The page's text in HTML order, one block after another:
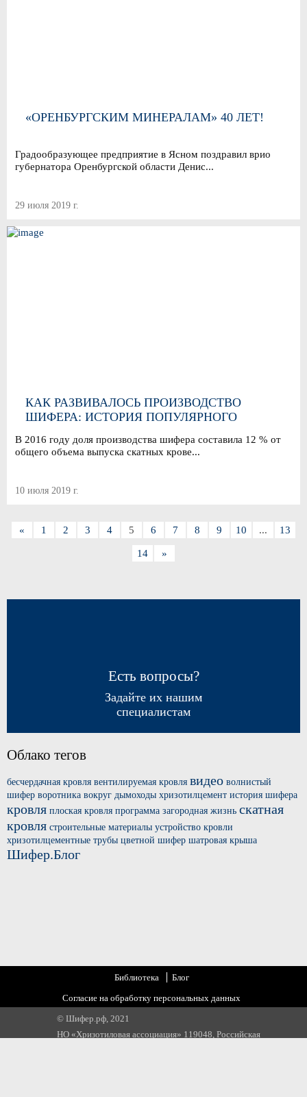
«ОРЕНБУРГСКИМ МИНЕРАЛАМ» 40 ЛЕТ!
Градообразующее предприятие в Ясном поздравил врио
губернатора Оренбургской области Денис...
29 июля 2019 г.
КАК РАЗВИВАЛОСЬ ПРОИЗВОДСТВО
ШИФЕРА: ИСТОРИЯ ПОПУЛЯРНОГО
В 2016 году доля производства шифера составила 12 % от
общего объема выпуска скатных крове...
10 июля 2019 г.
« 1 2 3 4 5 6 7 8 9 10 ... 13
14 »
Есть вопросы?
Задайте их нашим
специалистам
Облако тегов
бесчердачная кровля вентилируемая кровля видео волнистый
шифер воротника вокруг дымоходы хризотилцемент история шифера
кровля плоская кровля программа загородная жизнь скатная
кровля строительные материалы устройство кровли
хризотилцементные трубы цветной шифер шатровая крыша
Шифер.Блог
Библиотека
Блог
Согласие на обработку персональных данных
© Шифер.рф, 2021
НО «Хризотиловая ассоциация» 119048, Российская